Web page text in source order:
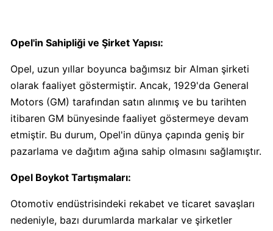
mu?
Kimin
Sahibi
Kim?
Cheetos
Boykot
mu?
Kimin
Sahibi
Opel'in Sahipliği ve Şirket Yapısı:
Opel, uzun yıllar boyunca bağımsız bir Alman şirketi
olarak faaliyet göstermiştir. Ancak, 1929'da General
Motors (GM) tarafından satın alınmış ve bu tarihten
itibaren GM bünyesinde faaliyet göstermeye devam
etmiştir. Bu durum, Opel'in dünya çapında geniş bir
pazarlama ve dağıtım ağına sahip olmasını sağlamıştır.
Opel Boykot Tartışmaları:
Otomotiv endüstrisindeki rekabet ve ticaret savaşları
nedeniyle, bazı durumlarda markalar ve şirketler